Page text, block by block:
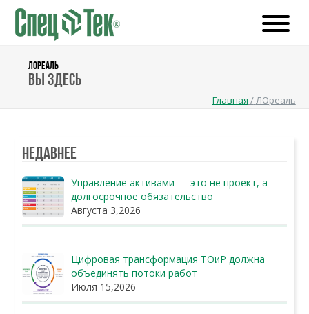
ЛОРЕАЛЬ
Вы здесь
Главная /ЛОреаль
Недавнее
Управление активами — это не проект, а
долгосрочное обязательство
Августа 3,2026
Цифровая трансформация ТОиР должна
объединять потоки работ
Июля 15,2026